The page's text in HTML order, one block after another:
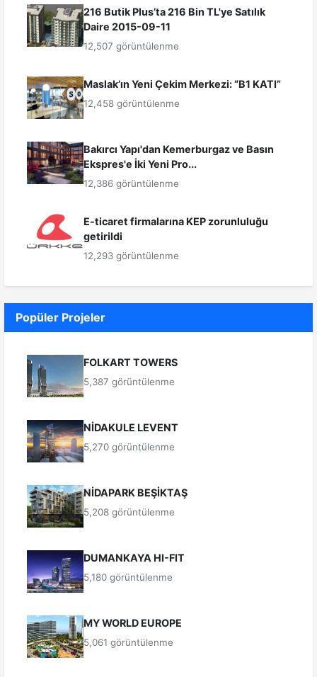
216 Butik Plus’ta 216 Bin TL'ye Satılık
Daire 2015-09-11
12,507 görüntülenme
Maslak’ın Yeni Çekim Merkezi: “B1 KATI”
12,458 görüntülenme
Bakırcı Yapı'dan Kemerburgaz ve Basın
Ekspres'e İki Yeni Pro...
12,386 görüntülenme
E-ticaret firmalarına KEP zorunluluğu
getirildi
12,293 görüntülenme
Popüler Projeler
FOLKART TOWERS
5,387 görüntülenme
NİDAKULE LEVENT
5,270 görüntülenme
NİDAPARK BEŞİKTAŞ
5,208 görüntülenme
DUMANKAYA HI-FIT
5,180 görüntülenme
MY WORLD EUROPE
5,061 görüntülenme